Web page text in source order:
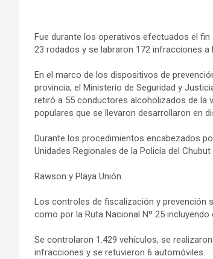
Fue durante los operativos efectuados el
23 rodados y se labraron 172 infracciones a
En el marco de los dispositivos de
provincia, el Ministerio de Seguridad y
retiró a 55 conductores alcoholizados de la
populares que se llevaron desarrollaron en
Durante los procedimientos encabezados
Unidades Regionales de la Policía del
Rawson y Playa Unión
Los controles de fiscalización y prevención
como por la Ruta Nacional Nº 25
Se controlaron 1.429 vehículos, se
infracciones y se retuvieron 6 automóviles.